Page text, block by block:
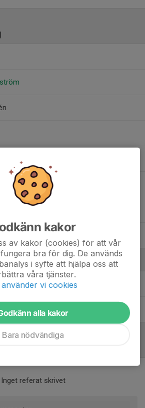
Tränare
Huvudtränare
Inget referat skrivet
kakor
av kakor (cookies) för att vår
bra för dig. De används
i syfte att hjälpa oss att
våra tjänster.
använder vi cookies
alla kakor
Bara nödvändiga